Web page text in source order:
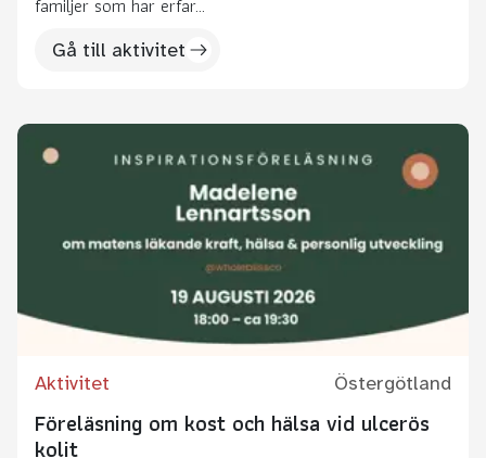
Gå till aktivitet
Aktivitet Östergötland
Föreläsning om kost och hälsa vid ulcerös
kolit